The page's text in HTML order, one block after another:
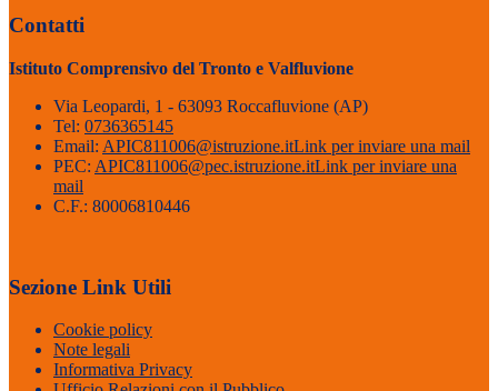
Contatti
Istituto Comprensivo del Tronto e Valfluvione
Via Leopardi, 1 - 63093 Roccafluvione (AP)
Tel: 0736365145
Email: APIC811006@istruzione.itLink per inviare una mail
PEC: APIC811006@pec.istruzione.itLink per inviare una
mail
C.F.: 80006810446
Sezione Link Utili
Cookie policy
Note legali
Informativa Privacy